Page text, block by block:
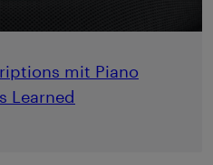
mit Piano
Learned